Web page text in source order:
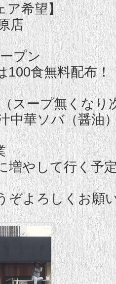
ア希望】
店
プン
食無料配布！
スープ無くなり
中華ソバ（醤油
増やして行く予
ぞよろしくお願